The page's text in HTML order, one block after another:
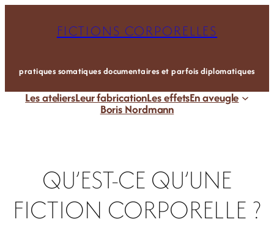
FICTIONS CORPORELLES
pratiques somatiques documentaires et parfois diplomatiques
Les ateliersLeur fabricationLes effetsEn aveugle
Boris Nordmann
QU’EST-CE QU’UNE
FICTION CORPORELLE ?